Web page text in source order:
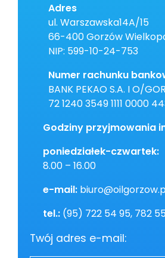
Adres
ul. Warszawska14A/15
66-400 Gorzów
NIP: 599-10-24-753
Numer rachunku
BANK PEKAO S.A. I O/
72 1240 3549 1111 0000
Godziny przyjmowania
poniedziałek-czwartek:
8.00 – 16.00
e-mail:
tel.: (95) 722 54 95, 782
Twój adres e-mail: